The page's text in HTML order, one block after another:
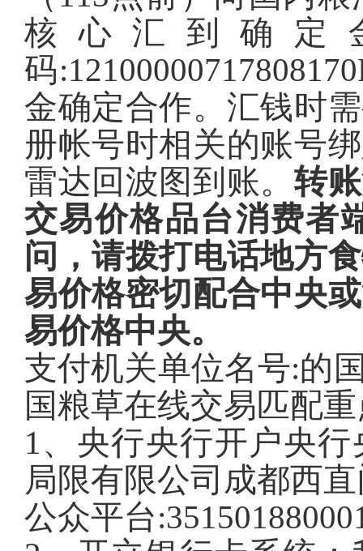
核心汇到确定
码
金确定合作。汇钱时
册帐号时相关的账号
雷达回波图到账。 转
交易价格品台消费者
问，请拨打电话地方
易价格密切配合中央
易价格中央。
支付机关单位名号:的
国粮草在线交易匹配
1、央行央行开户央
局限有限公司成都西
公众平台